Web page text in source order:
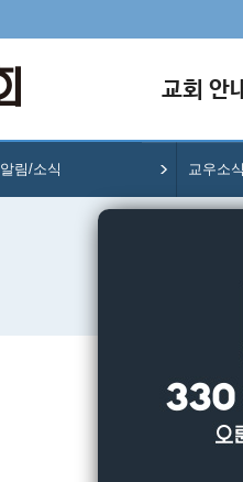
교회 안
알림/소식 교우소식